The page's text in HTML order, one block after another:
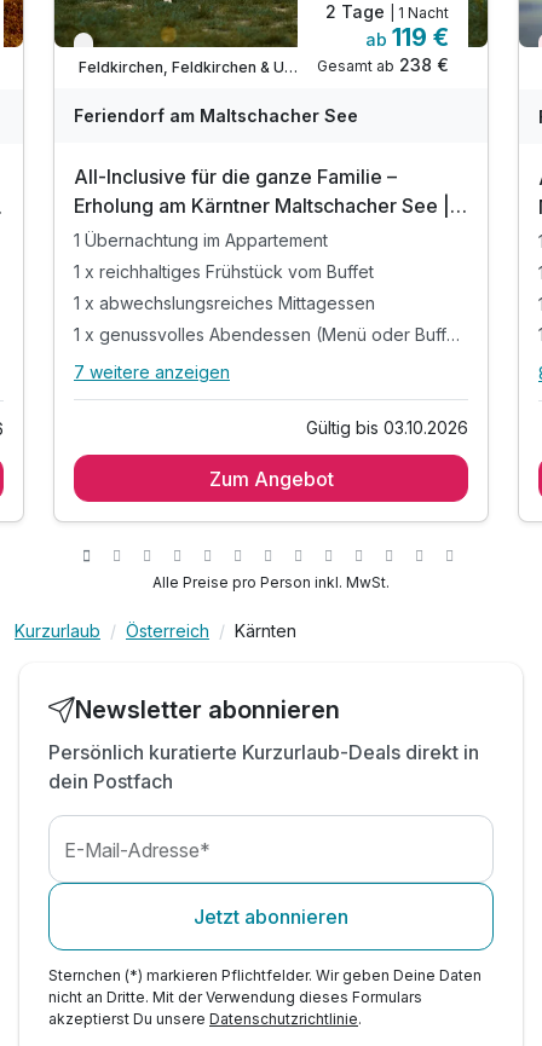
Nur noch bis Oktober
Feldkirchen, Feldkirchen & Umgebung
2 Tage | 1 Nacht
ab 119 €
Gesamt ab 238 €
Feriendorf am Maltschacher See
All-Inclusive für die ganze Familie –
Erholung am Kärntner Maltschacher See | 1
Nacht
1 Übernachtung im Appartement
1 x reichhaltiges Frühstück vom Buffet
1 x abwechslungsreiches Mittagessen
1 x genussvolles Abendessen (Menü oder Buffet)
Alle Inklusivleistungen
1 x reichhaltiges Frühstück vom Buffet
Buffet)
inkl. alkoholfreie Getränke von 08:00-21:00 Uhr
inkl. alkoholische Getränke (Mittagessen &
inkl. Tennis- & Volleyballplatz
inkl. Wassersportaktivitäten direkt am Gelände
Tipp: Wanderwege direkt am Resort
Tipp: Besuch des Minimundus in Klagenfurt
7 weitere anzeigen
Gültig bis 03.10.2026
Zum Angebot
Alle Preise pro Person inkl. MwSt.
Kurzurlaub Österreich Kärnten
Newsletter abonnieren
Persönlich kuratierte Kurzurlaub-Deals direkt in
dein Postfach
E-Mail-Adresse*
Jetzt abonnieren
Sternchen (*) markieren Pflichtfelder. Wir geben Deine Daten
nicht an Dritte. Mit der Verwendung dieses Formulars
akzeptierst Du unsere Datenschutzrichtlinie.